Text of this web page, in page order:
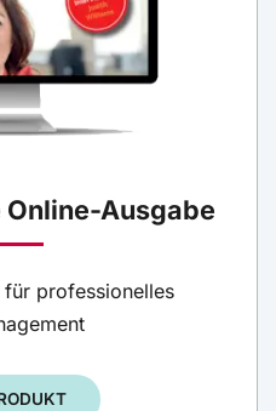
Ausgabe
professionelles